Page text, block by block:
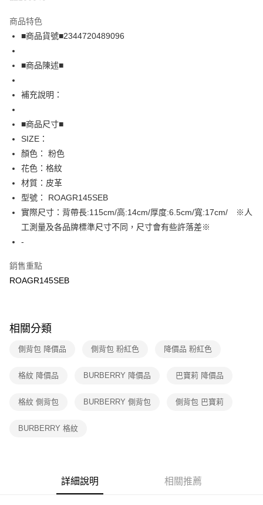
Apple Pay
街口支付
全盈+PAY
AFTEE先享後付
相關說明
【關於「AFTEE先享後付」】
AFTEE先享後付是「在收到商品之後才付款」的支付方式。 讓您購物簡單
便利好安心！
１．簡單：不需註冊會員、不需綁卡、不需儲值。
３．安心：先確認商品／服務後，再付款。
【「AFTEE先享後付」結帳流程】
１．於結帳方式選擇「AFTEE先享後付」後，將跳轉至「AFTEE先享後付」
結帳頁面，進行簡訊認證並確認金額後，即可完成結帳。
３．收到繳費通知簡訊後14天內，點擊此簡訊中的連結，可透過四大超商／
※ 請注意：結帳手續完成當下不需立刻繳費，但若您需要取消訂單，請聯絡
是否繳費成功／繳費後需取消欲退款等相關疑問，請聯繫「AFTEE先享後付
１．透過由恩沛科技股份有限公司提供之「AFTEE先享後付」服務完成之交
易，需依本服務之必要範圍內提供個人資料，並將交易相關給付款項請求債
２．關於個人資料處理事宜，請瀏覽以下網址：
３．未成年的使用者請事先徵得法定代理人或監護人之同意方可使用
「AFTEE先享後付」，若未經同意申辦者引起之損失，本公司不負相關責
請求用戶進行身份認證。
５．嚴禁一人註冊多個帳號或使用他人資訊註冊。若發現惡意使用之情形，
恩沛科技股份有限公司將有權停止該用戶之使用額度並採取法律行動。
運送方式
全家取貨付款
免運費
宅配
免運費
海外宅配 查看運費
商品特色
■商品貨號■2344720489096
■商品陳述■
補充說明：
■商品尺寸■
SIZE：
顏色： 粉色
花色：格紋
材質：皮革
型號： ROAGR145SEB
實際尺寸：背帶長:115cm/高:14cm/厚度:6.5cm/寬:17cm/ ※人
工測量及各品牌標準尺寸不同，尺寸會有些許落差※
-
銷售重點
ROAGR145SEB
相關分類
側背包 降價品 側背包 粉紅色 降價品 粉紅色
格紋 降價品 BURBERRY 降價品 巴寶莉 降價品
格紋 側背包 BURBERRY 側背包 側背包 巴寶莉
BURBERRY 格紋
詳細說明 相關推薦